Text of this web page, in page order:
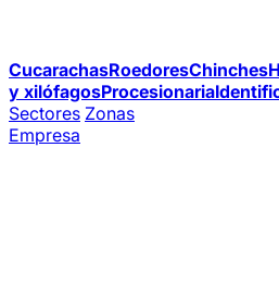
CucarachasRoedoresChinches
y xilófagosProcesionaria
Sectores Zonas
Empresa